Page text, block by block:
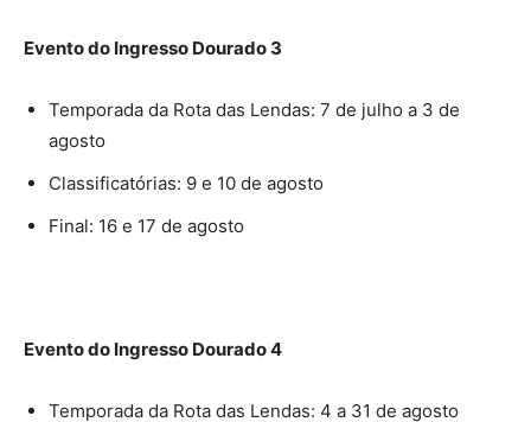
Evento do Ingresso Dourado 3
Temporada da Rota das Lendas: 7 de julho a 3 de
agosto
Classificatórias: 9 e 10 de agosto
Final: 16 e 17 de agosto
Evento do Ingresso Dourado 4
Temporada da Rota das Lendas: 4 a 31 de agosto